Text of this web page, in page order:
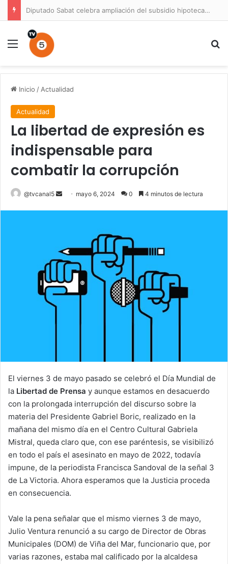
Diputado Sabat celebra ampliación del subsidio hipotecario con viviendas de hasta 6.000 UF
Menú
Inicio / Actualidad
Actualidad
La libertad de expresión es
indispensable para
combatir la corrupción
@tvcanal5
Send mayo 6, 2024 0 4 minutos de lectura
El viernes 3 de mayo pasado se celebró el Día Mundial de
la Libertad de Prensa y aunque estamos en desacuerdo
con la prolongada interrupción del discurso sobre la
materia del Presidente Gabriel Boric, realizado en la
mañana del mismo día en el Centro Cultural Gabriela
Mistral, queda claro que, con ese paréntesis, se visibilizó
en todo el país el asesinato en mayo de 2022, todavía
impune, de la periodista Francisca Sandoval de la señal 3
de La Victoria. Ahora esperamos que la Justicia proceda
en consecuencia.
Vale la pena señalar que el mismo viernes 3 de mayo,
Julio Ventura renunció a su cargo de Director de Obras
Municipales (DOM) de Viña del Mar, funcionario que, por
varias razones, estaba mal calificado por la alcaldesa